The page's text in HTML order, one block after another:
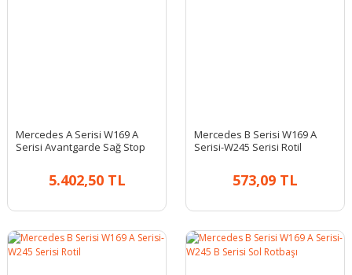
Mercedes A Serisi W169 A
Serisi Avantgarde Sağ Stop
5.402,50 TL
Mercedes B Serisi W169 A
Serisi-W245 Serisi Rotil
573,09 TL